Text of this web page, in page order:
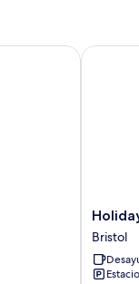
Holiday
Inn
Express
Bristol
-
Bristol
Holiday